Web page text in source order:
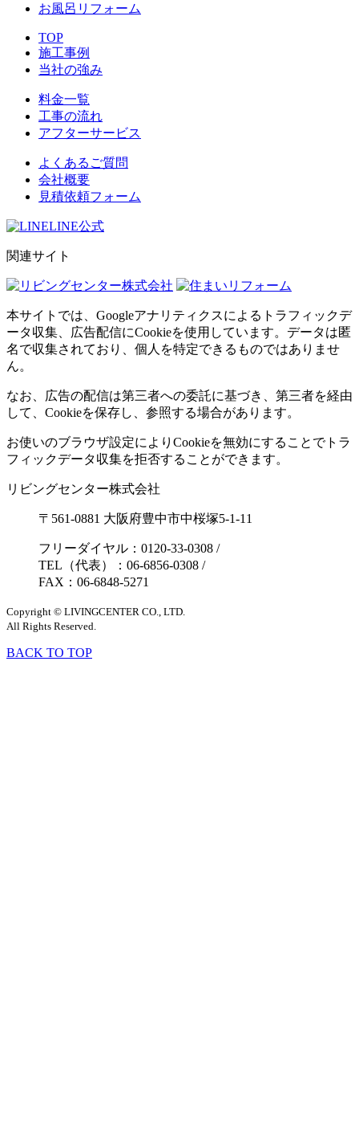
お風呂リフォーム
TOP
施工事例
当社の強み
料金一覧
工事の流れ
アフターサービス
よくあるご質問
会社概要
見積依頼フォーム
LINE公式
関連サイト
本サイトでは、Googleアナリティクスによるトラフィックデ
ータ収集、広告配信にCookieを使用しています。データは匿
名で収集されており、個人を特定できるものではありませ
ん。
なお、広告の配信は第三者への委託に基づき、第三者を経由
して、Cookieを保存し、参照する場合があります。
お使いのブラウザ設定によりCookieを無効にすることでトラ
フィックデータ収集を拒否することができます。
リビングセンター株式会社
〒561-0881 大阪府豊中市中桜塚5-1-11
フリーダイヤル：0120-33-0308 /
TEL（代表）：06-6856-0308 /
FAX：06-6848-5271
Copyright © LIVINGCENTER CO., LTD.
All Rights Reserved.
BACK TO TOP